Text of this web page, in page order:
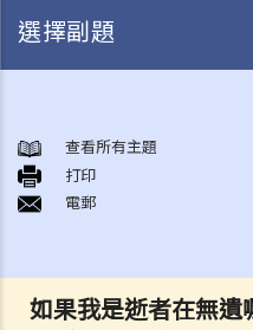
如果我是逝者在無
選擇副題
A. 火葬
B. 骨灰安置所（靈灰安置所）
C. 土葬
E. 骨灰撒海
F. 遺體／骨殖／骨灰出入香港
查看所有主題
打印
電郵